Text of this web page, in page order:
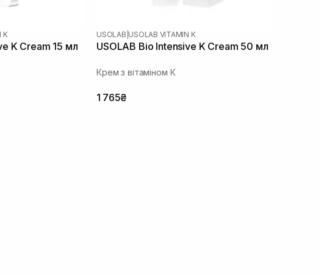
K
K Cream 15 мл
USOLAB USOLAB VITAMIN K
USOLAB Bio Intensive K Cream 50 мл
Крем з вітаміном К
1 765₴